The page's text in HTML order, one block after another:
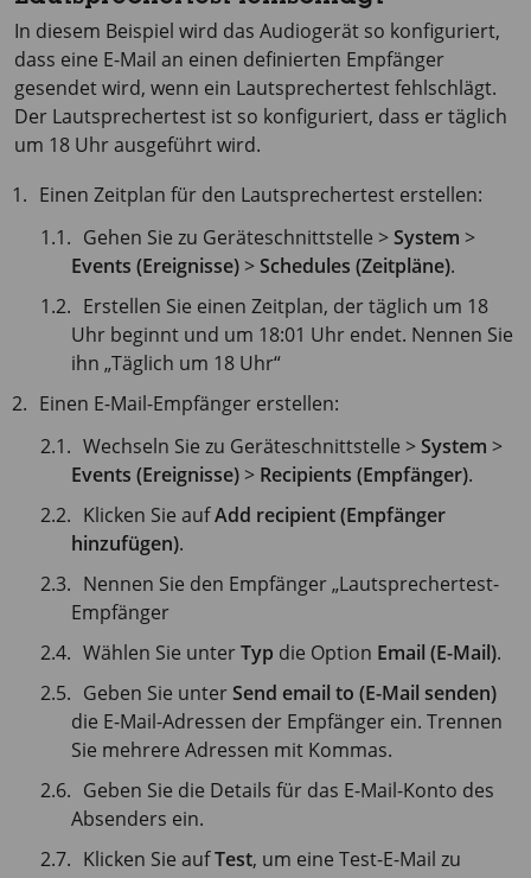
In diesem Beispiel wird das Audiogerät so konfiguriert,
dass eine E-Mail an einen definierten Empfänger
gesendet wird, wenn ein Lautsprechertest fehlschlägt.
Der Lautsprechertest ist so konfiguriert, dass er täglich
um 18 Uhr ausgeführt wird.
Einen Zeitplan für den Lautsprechertest erstellen:
Gehen Sie zu Geräteschnittstelle >System >
Events (Ereignisse)>Schedules (Zeitpläne).
Erstellen Sie einen Zeitplan, der täglich um 18
Uhr beginnt und um 18:01 Uhr endet. Nennen Sie
ihn „Täglich um 18 Uhr“
Einen E-Mail-Empfänger erstellen:
Wechseln Sie zu Geräteschnittstelle >System >
Events (Ereignisse)> Recipients (Empfänger).
Klicken Sie aufAdd recipient (Empfänger
hinzufügen).
Nennen Sie den Empfänger „Lautsprechertest-
Empfänger
Wählen Sie unterTyp die Option Email (E-Mail).
Geben Sie unterSend email to (E-Mail senden)
die E-Mail-Adressen der Empfänger ein. Trennen
Sie mehrere Adressen mit Kommas.
Geben Sie die Details für das E-Mail-Konto des
Absenders ein.
Klicken Sie aufTest, um eine Test-E-Mail zu